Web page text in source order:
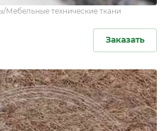
Мебельные технические ткани
Заказать